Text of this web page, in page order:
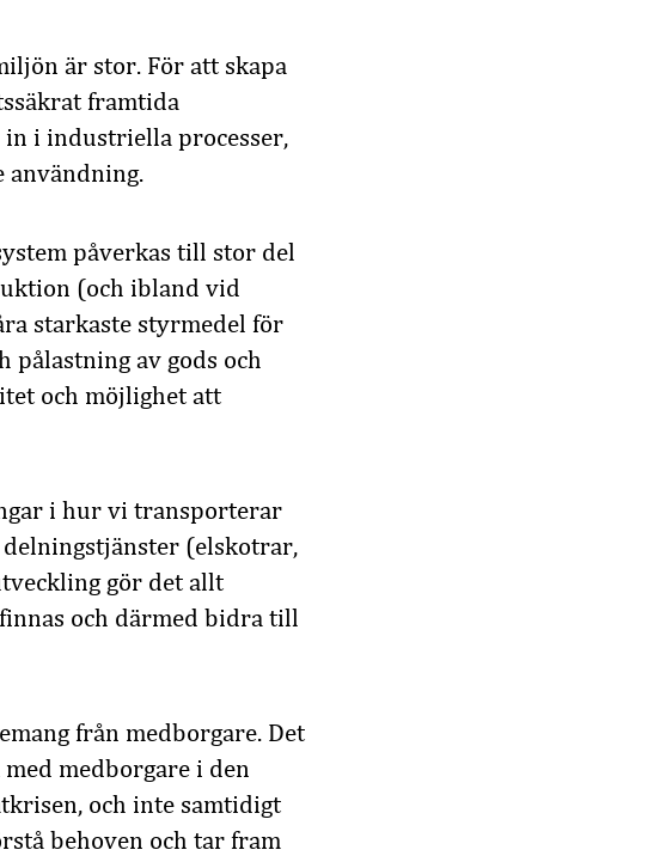
är stor. För att skapa
framtida
in i industriella processer,
användning.
påverkas till stor del
(och ibland vid
starkaste styrmedel för
av gods och
och möjlighet att
i hur vi transporterar
(elskotrar,
gör det allt
och därmed bidra till
från medborgare. Det
medborgare i den
och inte samtidigt
behoven och tar fram